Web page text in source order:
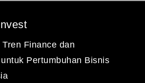
Tren Finance dan
Pertumbuhan Bisnis